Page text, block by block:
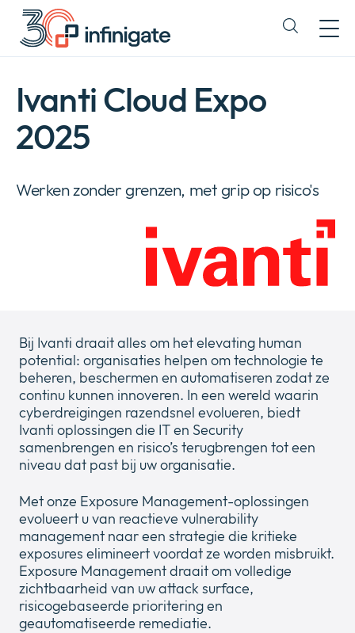
Direct
doorgaan
naar
content
Expand
Bedrijf
or
sub
Nieuws
Privacy
menu
Ivanti Cloud Expo
2025
Werken zonder grenzen, met grip op risico's
Bij Ivanti draait alles om het elevating human
potential: organisaties helpen om technologie te
beheren, beschermen en automatiseren zodat ze
continu kunnen innoveren. In een wereld waarin
cyberdreigingen razendsnel evolueren, biedt
Ivanti oplossingen die IT en Security
samenbrengen en risico’s terugbrengen tot een
niveau dat past bij uw organisatie.
Met onze Exposure Management-oplossingen
evolueert u van reactieve vulnerability
management naar een strategie die kritieke
exposures elimineert voordat ze worden misbruikt.
Exposure Management draait om volledige
zichtbaarheid van uw attack surface,
risicogebaseerde prioritering en
geautomatiseerde remediatie.